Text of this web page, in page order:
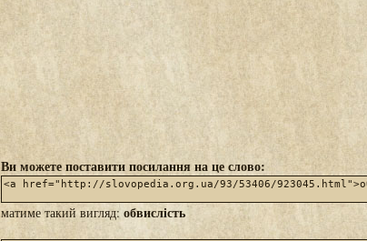
Ви можете поставити посилання на це слово:
матиме такий вигляд: обвислість